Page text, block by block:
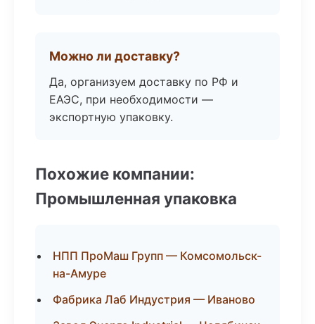
Можно ли доставку?
Да, организуем доставку по РФ и
ЕАЭС, при необходимости —
экспортную упаковку.
Похожие компании:
Промышленная упаковка
НПП ПроМаш Групп — Комсомольск-
на-Амуре
Фабрика Лаб Индустрия — Иваново